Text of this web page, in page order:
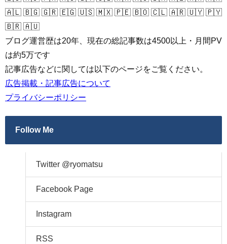
🇦🇱 🇧🇬 🇬🇷 🇪🇬 🇺🇸 🇲🇽 🇵🇪 🇧🇴 🇨🇱 🇦🇷 🇺🇾 🇵🇾
🇧🇷 🇦🇺
ブログ運営歴は20年、現在の総記事数は4500以上・月間PV
は約5万です
記事広告などに関しては以下のページをご覧ください。
広告掲載・記事広告について
プライバシーポリシー
Follow Me
Twitter @ryomatsu
Facebook Page
Instagram
RSS